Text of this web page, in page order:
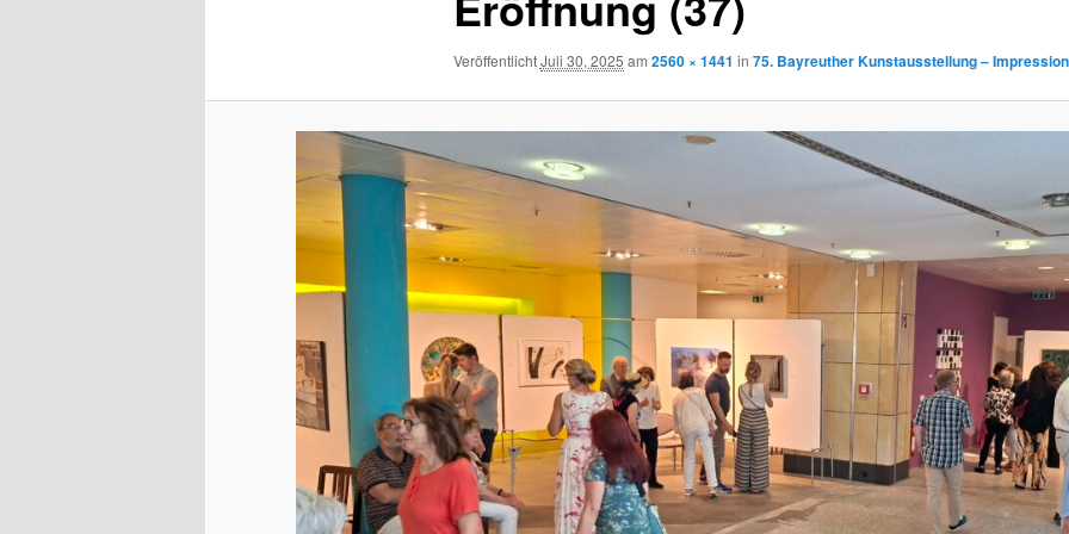
VeröffentlichtJuli 30, 2025 am 2560 × 1441 in 75. Bayreuther Kunstausstellung –